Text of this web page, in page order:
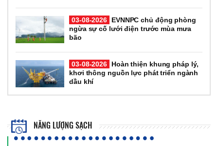
03-08-2026
EVNNPC chủ động phòng
ngừa sự cố lưới điện trước mùa mưa
bão
03-08-2026
Hoàn thiện khung pháp lý,
khơi thông nguồn lực phát triển ngành
dầu khí
NĂNG LƯỢNG SẠCH